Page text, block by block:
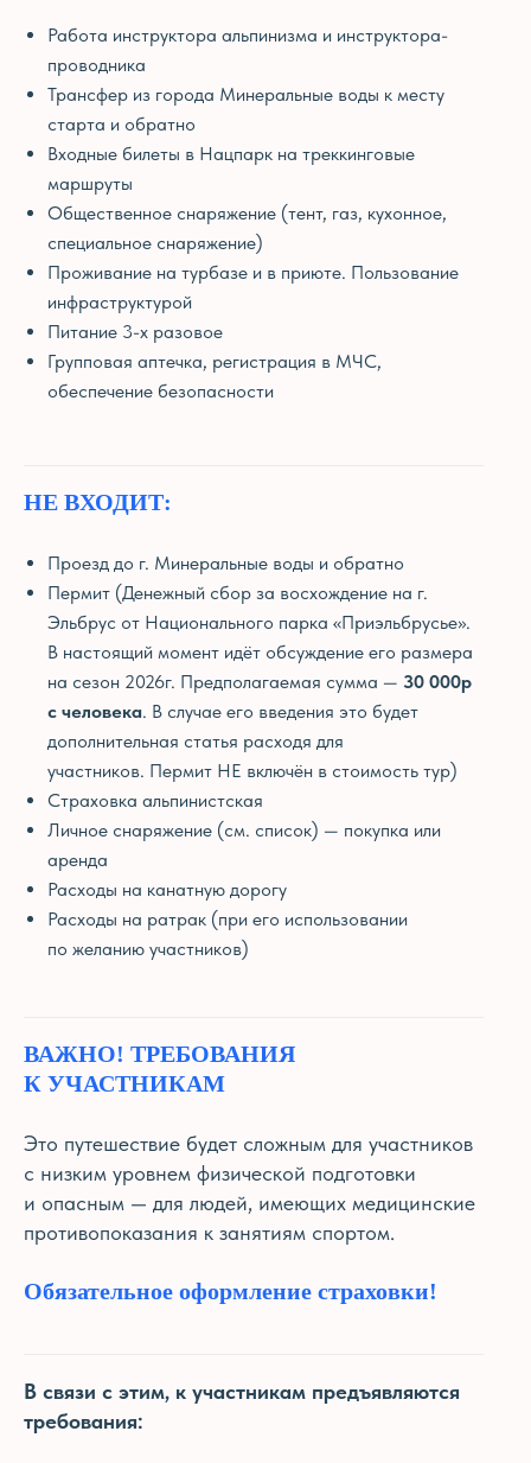
Работа инструктора альпинизма и инструктора-
проводника
Трансфер из города Минеральные воды к месту
старта и обратно
Входные билеты в Нацпарк на треккинговые
маршруты
Общественное снаряжение (тент, газ, кухонное,
специальное снаряжение)
Проживание на турбазе и в приюте. Пользование
инфраструктурой
Питание 3-х разовое
Групповая аптечка, регистрация в МЧС,
обеспечение безопасности
НЕ ВХОДИТ:
Проезд до г. Минеральные воды и обратно
Пермит (Денежный сбор за восхождение на г.
Эльбрус от Национального парка «Приэльбрусье».
В настоящий момент идёт обсуждение его размера
на сезон 2026г. Предполагаемая сумма — 30 000р
с человека. В случае его введения это будет
дополнительная статья расходя для
участников. Пермит НЕ включён в стоимость тур)
Страховка альпинистская
Личное снаряжение (см. список) — покупка или
аренда
Расходы на канатную дорогу
Расходы на ратрак (при его использовании
по желанию участников)
ВАЖНО! ТРЕБОВАНИЯ
К УЧАСТНИКАМ
Это путешествие будет сложным для участников
с низким уровнем физической подготовки
и опасным — для людей, имеющих медицинские
противопоказания к занятиям спортом.
Обязательное оформление страховки!
В связи с этим, к участникам предъявляются
требования: